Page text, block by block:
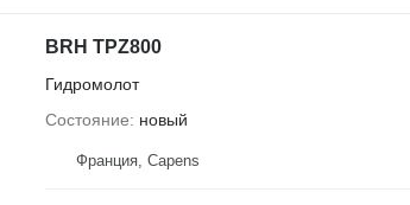
BRH TPZ800
Гидромолот
Состояние
новый
Франция, Capens